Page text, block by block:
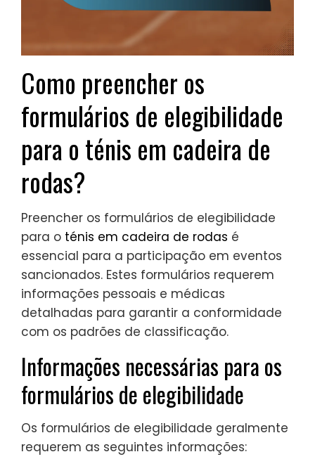
Como preencher os
formulários de elegibilidade
para o ténis em cadeira de
rodas?
Preencher os formulários de elegibilidade
para o ténis em cadeira de rodas é
essencial para a participação em eventos
sancionados. Estes formulários requerem
informações pessoais e médicas
detalhadas para garantir a conformidade
com os padrões de classificação.
Informações necessárias para os
formulários de elegibilidade
Os formulários de elegibilidade geralmente
requerem as seguintes informações: